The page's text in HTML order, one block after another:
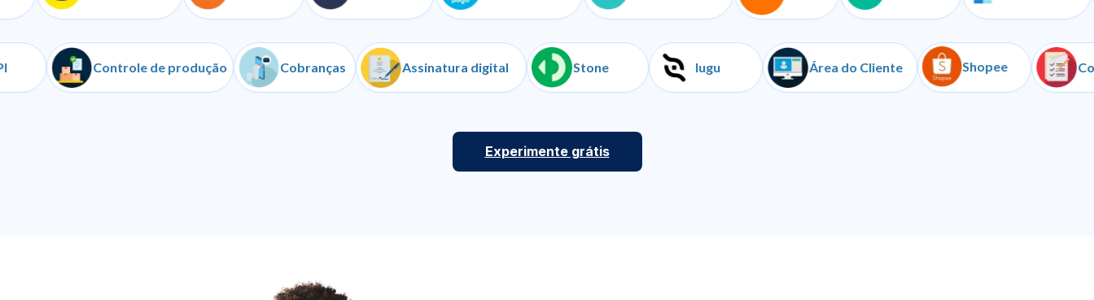
API Controle de produção Cobranças Assinatura digital Stone Iugu Área do Cliente Shopee
Experimente grátis